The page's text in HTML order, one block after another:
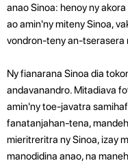
anao Sinoa: henoy ny
ao amin'ny miteny Sinoa,
vondron-teny an-tserasera
Ny fianarana Sinoa dia
andavanandro. Mitadiava
amin'ny toe-javatra
fanatanjahan-tena,
mieritreritra ny Sinoa, izay
manodidina anao, na